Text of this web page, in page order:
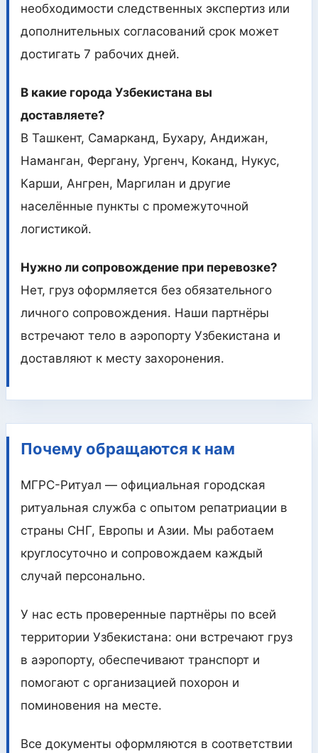
необходимости следственных экспертиз или
дополнительных согласований срок может
достигать 7 рабочих дней.
В какие города Узбекистана вы
доставляете?
В Ташкент, Самарканд, Бухару, Андижан,
Наманган, Фергану, Ургенч, Коканд, Нукус,
Карши, Ангрен, Маргилан и другие
населённые пункты с промежуточной
логистикой.
Нужно ли сопровождение при перевозке?
Нет, груз оформляется без обязательного
личного сопровождения. Наши партнёры
встречают тело в аэропорту Узбекистана и
доставляют к месту захоронения.
Почему обращаются к нам
МГРС-Ритуал — официальная городская
ритуальная служба с опытом репатриации в
страны СНГ, Европы и Азии. Мы работаем
круглосуточно и сопровождаем каждый
случай персонально.
У нас есть проверенные партнёры по всей
территории Узбекистана: они встречают груз
в аэропорту, обеспечивают транспорт и
помогают с организацией похорон и
поминовения на месте.
Все документы оформляются в соответствии